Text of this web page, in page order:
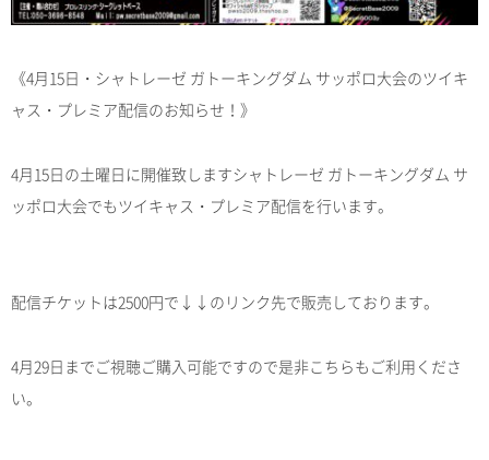
《4月15日・シャトレーゼ ガトーキングダム サッポロ大会のツイキ
ャス・プレミア配信のお知らせ！》
4月15日の土曜日に開催致しますシャトレーゼ ガトーキングダム サ
ッポロ大会でもツイキャス・プレミア配信を行います。
配信チケットは2500円で↓↓のリンク先で販売しております。
4月29日までご視聴ご購入可能ですので是非こちらもご利用くださ
い。